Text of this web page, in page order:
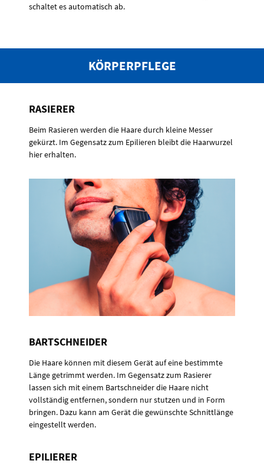
schaltet es automatisch ab.
KÖRPERPFLEGE
RASIERER
Beim Rasieren werden die Haare durch kleine Messer
gekürzt. Im Gegensatz zum Epilieren bleibt die Haarwurzel
hier erhalten.
BARTSCHNEIDER
Die Haare können mit diesem Gerät auf eine bestimmte
Länge getrimmt werden. Im Gegensatz zum Rasierer
lassen sich mit einem Bartschneider die Haare nicht
vollständig entfernen, sondern nur stutzen und in Form
bringen. Dazu kann am Gerät die gewünschte Schnittlänge
eingestellt werden.
EPILIERER